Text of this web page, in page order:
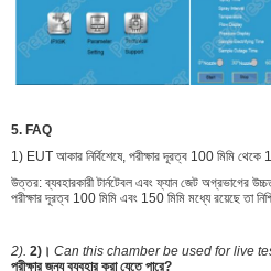
5. FAQ
1) EUT আকার নির্বিশেষে, পরীক্ষার দূরত্ব 100 মিমি থেকে
উত্তর: ব্যবহারকারী টার্নটেবল এবং ফ্যান জেট অগ্রভাগের
পরীক্ষার দূরত্ব 100 মিমি এবং 150 মিমি মধ্যে রয়েছে তা
2). 2)। Can this chamber be used for live
পরীক্ষার জন্য ব্যবহার করা যেতে পারে?